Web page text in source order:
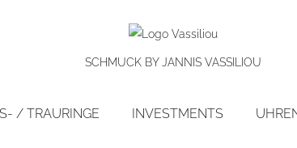
SCHMUCK BY JANNIS VASSILIOU
/ TRAURINGE INVESTMENTS